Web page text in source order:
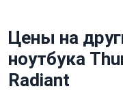
Цены на
ноутбука
Radiant